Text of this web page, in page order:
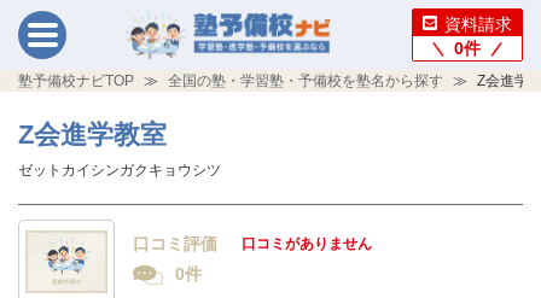
資料請求
0件
塾予備校ナビTOP 全国の塾・学習塾・予備校を塾名から探す Z会進学
Z会進学教室
ゼットカイシンガクキョウシツ
口コミ評価 口コミがありません
0件